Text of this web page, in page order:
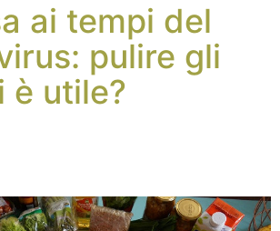
ai tempi del
pulire gli
è utile?